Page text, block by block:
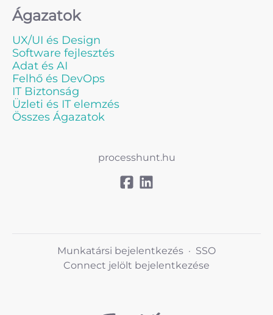
Ágazatok
UX/UI és Design
Software fejlesztés
Adat és AI
Felhő és DevOps
IT Biztonság
Üzleti és IT elemzés
Összes Ágazatok
processhunt.hu
Munkatársi bejelentkezés · SSO
Connect jelölt bejelentkezése